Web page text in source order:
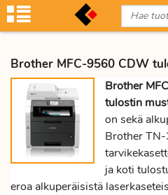
Brother MFC-9560 CDW
Brother
tulostin
on sekä
Brother
ja koti
eroa alkuperäisistä